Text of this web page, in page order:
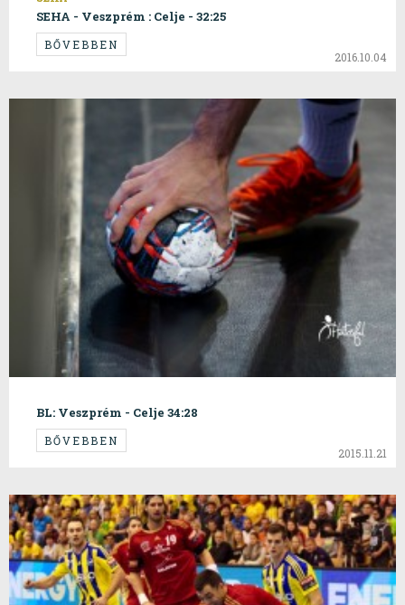
SEHA - Veszprém : Celje - 32:25
BŐVEBBEN
2016.10.04
BL: Veszprém - Celje 34:28
BŐVEBBEN
2015.11.21